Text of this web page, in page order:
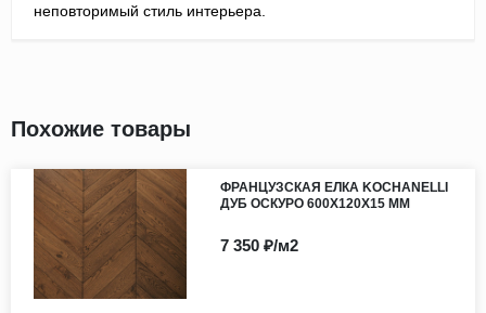
неповторимый стиль интерьера.
Похожие товары
ФРАНЦУЗСКАЯ ЕЛКА KOCHANELLI
ДУБ ОСКУРО 600Х120Х15 ММ
7 350 ₽/м2